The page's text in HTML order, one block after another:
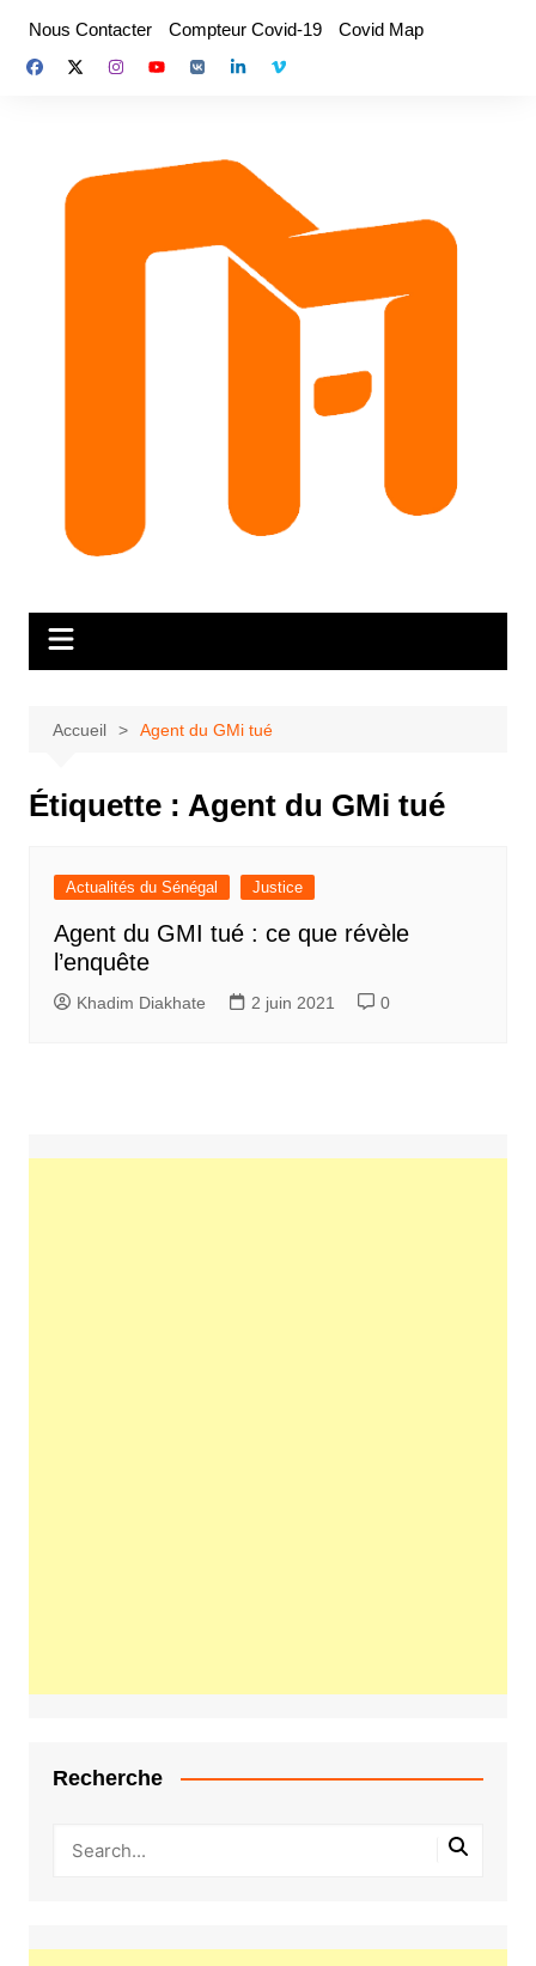
contenu
Nous Contacter Compteur Covid-19 Covid Map
Accueil Agent du GMi tué
Étiquette : Agent du GMi tué
Actualités du Sénégal Justice
Agent du GMI tué : ce que révèle
l’enquête
Khadim Diakhate 2 juin 2021 0
Recherche